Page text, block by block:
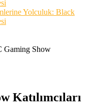
Yolculuk: Black
Gaming Show
Katılımcıları